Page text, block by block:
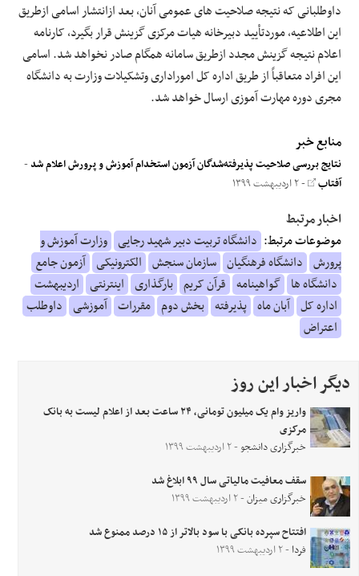
داوطلبانی که نتیجه صلاحیت های عمومی آنان، بعد ازانتشار اسامی ازطریق
این اطلاعیه، موردتأیید دبیرخانه هیات مرکزی گزینش قرار بگیرد، کارنامه
اعلام نتیجه گزینش مجدد ازطریق سامانه همگام صادر نخواهد شد. اسامی
این افراد متعاقباً از طریق اداره کل اموراداری وتشکیلات وزارت به دانشگاه
مجری دوره مهارت آموزی ارسال خواهد شد.
منابع خبر
نتایج بررسی صلاحیت‌ پذیرفته‌شدگان آزمون استخدام آموزش و پرورش اعلام شد-
آفتاب - ۲ اردیبهشت ۱۳۹۹
اخبار مرتبط
موضوعات مرتبط: دانشگاه تربیت دبیر شهید رجایی وزارت آموزش و
پرورش دانشگاه فرهنگیان سازمان سنجش الکترونیکی آزمون جامع
دانشگاه ها گواهینامه قرآن کریم بارگذاری اینترنتی اردیبهشت
اداره کل آبان ماه پذیرفته بخش دوم مقررات آموزشی داوطلب
اعتراض
دیگر اخبار این روز
واریز وام یک میلیون تومانی، ۲۴ ساعت بعد از اعلام لیست به بانک
مرکزی
خبرگزاری دانشجو- ۲ اردیبهشت ۱۳۹۹
سقف معافیت مالیاتی سال ۹۹ ابلاغ شد
خبرگزاری میزان- ۲ اردیبهشت ۱۳۹۹
افتتاح سپرده بانکی با سود بالاتر از ۱۵ درصد ممنوع شد
فردا - ۲ اردیبهشت ۱۳۹۹